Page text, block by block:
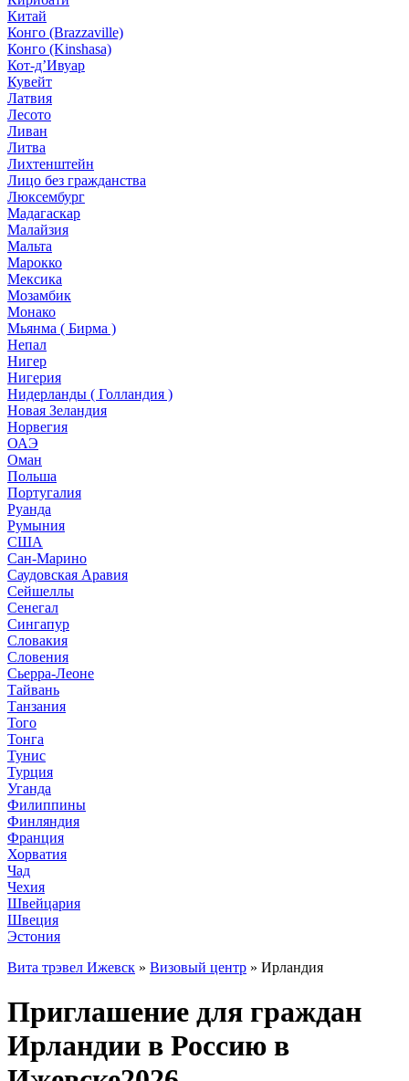
Китай
Конго (Brazzaville)
Конго (Kinshasa)
Кот-д’Ивуар
Кувейт
Латвия
Лесото
Ливан
Литва
Лихтенштейн
Лицо без гражданства
Люксембург
Мадагаскар
Малайзия
Мальта
Марокко
Мексика
Мозамбик
Монако
Мьянма ( Бирма )
Непал
Нигер
Нигерия
Нидерланды ( Голландия )
Новая Зеландия
Норвегия
ОАЭ
Оман
Польша
Португалия
Руанда
Румыния
США
Сан-Марино
Саудовская Аравия
Сейшеллы
Сенегал
Сингапур
Словакия
Словения
Сьерра-Леоне
Тайвань
Танзания
Того
Тонга
Тунис
Турция
Уганда
Филиппины
Финляндия
Франция
Хорватия
Чад
Чехия
Швейцария
Швеция
Эстония
Вита трэвел Ижевск » Визовый центр » Ирландия
Приглашение для граждан
Ирландии в Россию в